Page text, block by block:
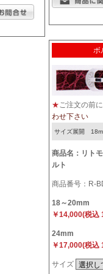
ボ
★ご注文の前に
わせ下さい
サイズ展開
商品名：リト
ルト
商品番号：R-
18～20mm
￥14,000(税込
24mm
￥17,000(税込
サイズ